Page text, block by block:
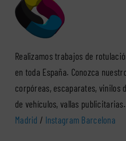
Realizamos trabajos de
en toda España. Conozca
corpóreas, escaparates, vinilos
de vehículos, vallas
Madrid / Instagram Barcelona